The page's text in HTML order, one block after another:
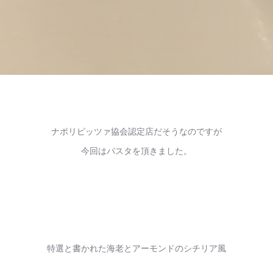
ナポリピッツァ協会認定店だそうなのですが
今回はパスタを頂きました。
特選と書かれた海老とアーモンドのシチリア風